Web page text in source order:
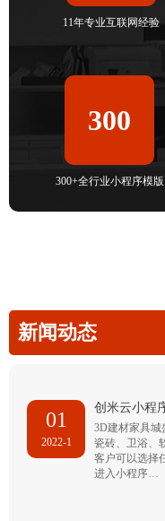
11年专业互联网经验
300
300+全行业小程序模版
新闻动态
01
2022-1
创米云小程
3D建材家具城
瓷砖、卫浴、
客户可以选择
进入小程序…